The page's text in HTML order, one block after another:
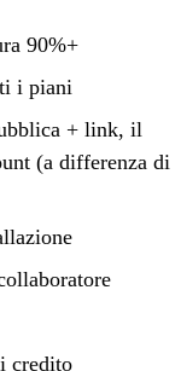
90%+
i piani
+ link, il
(a differenza di
credito